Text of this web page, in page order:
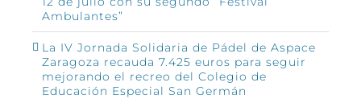
Ambulantes”
La IV Jornada Solidaria de Pádel de Aspace
Zaragoza recauda 7.425 euros para seguir
mejorando el recreo del Colegio de
Educación Especial San Germán